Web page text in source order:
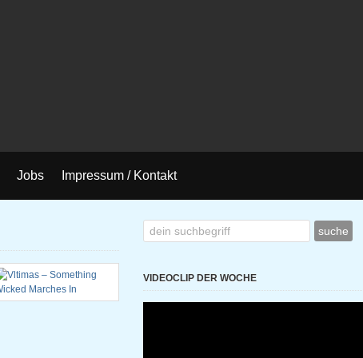
Jobs Impressum / Kontakt
VIDEOCLIP DER WOCHE